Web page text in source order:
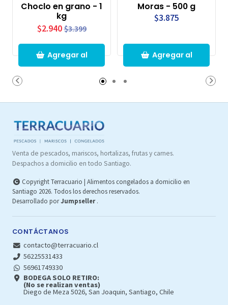
Choclo en grano - 1
kg
$2.940 $3.399
Agregar al
Moras - 500 g
$3.875
Agregar al
Venta de pescados, mariscos, hortalizas, frutas y carnes.
Despachos a domicilio en todo Santiago.
Copyright Terracuario | Alimentos congelados a domicilio en
Santiago 2026. Todos los derechos reservados.
Desarrollado porJumpseller .
CONTÁCTANOS
contacto@terracuario.cl
56225531433
56961749330
BODEGA SOLO RETIRO:
(No se realizan ventas)
Diego de Meza 5026, San Joaquin, Santiago, Chile